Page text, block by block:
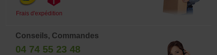
Frais d'expédition
Conseils, Commandes
04 74 55 23 48